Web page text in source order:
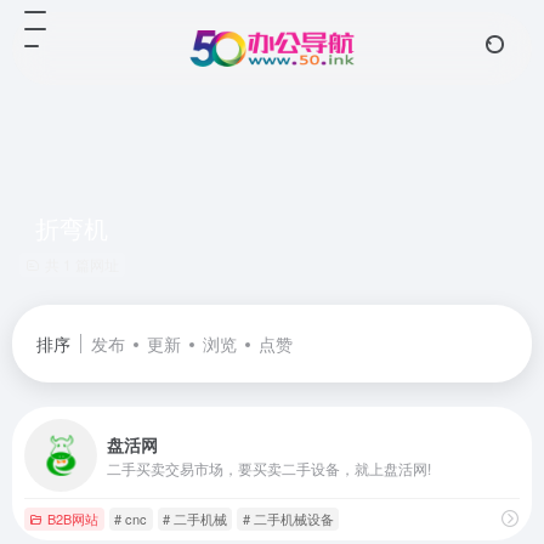
排序 发布 更新 浏览 点赞
盘活网
二手买卖交易市场，要买卖二手设备，就上盘活网!
B2B网站 # cnc # 二手机械 # 二手机械设备